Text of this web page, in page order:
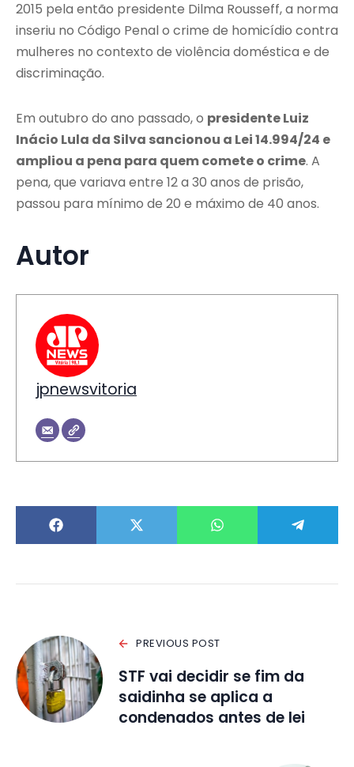
2015 pela então presidente Dilma Rousseff, a norma
inseriu no Código Penal o crime de homicídio contra
mulheres no contexto de violência doméstica e de
discriminação.
Em outubro do ano passado, o presidente Luiz
Inácio Lula da Silva sancionou a Lei 14.994/24 e
ampliou a pena para quem comete o crime. A
pena, que variava entre 12 a 30 anos de prisão,
passou para mínimo de 20 e máximo de 40 anos.
Autor
jpnewsvitoria
PREVIOUS POST
STF vai decidir se fim da
saidinha se aplica a
condenados antes de lei